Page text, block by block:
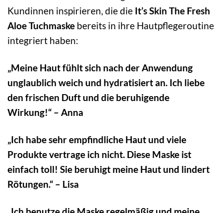
Kundinnen inspirieren, die die It’s Skin The Fresh
Aloe Tuchmaske bereits in ihre Hautpflegeroutine
integriert haben:
„Meine Haut fühlt sich nach der Anwendung
unglaublich weich und hydratisiert an. Ich liebe
den frischen Duft und die beruhigende
Wirkung!“ – Anna
„Ich habe sehr empfindliche Haut und viele
Produkte vertrage ich nicht. Diese Maske ist
einfach toll! Sie beruhigt meine Haut und lindert
Rötungen.“ – Lisa